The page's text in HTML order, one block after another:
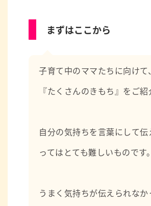
・国立、大学病院等の精神科、
・製薬会社の治験（新薬開発）
・心理学の専門的知識
・心理相談、カウンセリング
・研究論文執筆や学会発表
まずはここから
子育て中のママたちに向け
『たくさんのきもち』をご紹
自分の気持ちを言葉にして
ってはとても難しいものです。
うまく気持ちが伝えられな